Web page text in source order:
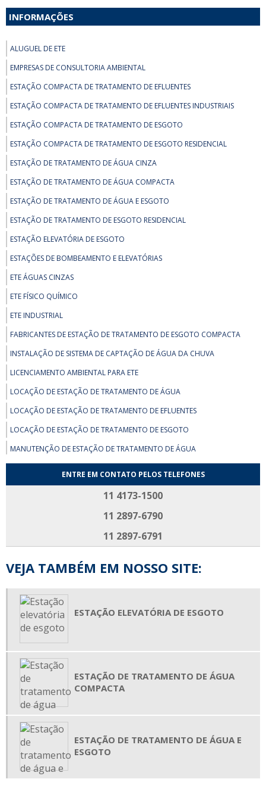
INFORMAÇÕES
ALUGUEL DE ETE
EMPRESAS DE CONSULTORIA AMBIENTAL
ESTAÇÃO COMPACTA DE TRATAMENTO DE EFLUENTES
ESTAÇÃO COMPACTA DE TRATAMENTO DE EFLUENTES INDUSTRIAIS
ESTAÇÃO COMPACTA DE TRATAMENTO DE ESGOTO
ESTAÇÃO COMPACTA DE TRATAMENTO DE ESGOTO RESIDENCIAL
ESTAÇÃO DE TRATAMENTO DE ÁGUA CINZA
ESTAÇÃO DE TRATAMENTO DE ÁGUA COMPACTA
ESTAÇÃO DE TRATAMENTO DE ÁGUA E ESGOTO
ESTAÇÃO DE TRATAMENTO DE ESGOTO RESIDENCIAL
ESTAÇÃO ELEVATÓRIA DE ESGOTO
ESTAÇÕES DE BOMBEAMENTO E ELEVATÓRIAS
ETE ÁGUAS CINZAS
ETE FÍSICO QUÍMICO
ETE INDUSTRIAL
FABRICANTES DE ESTAÇÃO DE TRATAMENTO DE ESGOTO COMPACTA
INSTALAÇÃO DE SISTEMA DE CAPTAÇÃO DE ÁGUA DA CHUVA
LICENCIAMENTO AMBIENTAL PARA ETE
LOCAÇÃO DE ESTAÇÃO DE TRATAMENTO DE ÁGUA
LOCAÇÃO DE ESTAÇÃO DE TRATAMENTO DE EFLUENTES
LOCAÇÃO DE ESTAÇÃO DE TRATAMENTO DE ESGOTO
MANUTENÇÃO DE ESTAÇÃO DE TRATAMENTO DE ÁGUA
OPERAÇÃO DE ETE
SISTEMA DE ÁGUA DE REUSO
SISTEMA DE TRATAMENTO ÁGUA DE REUSO
SISTEMA DE CAPTAÇÃO DE ÁGUA DA CHUVA RESIDENCIAL
SISTEMA DE FILTRAGEM DE ÁGUA DE CHUVA
TECNOLOGIA MBBR
TRATAMENTO DE EFLUENTES MBBR
FABRICANTES DE ESTAÇÃO DE TRATAMENTO DE EFLUENTES INDUSTRIAIS
ENTRE EM CONTATO PELOS TELEFONES
11 4173-1500
11 2897-6790
11 2897-6791
VEJA TAMBÉM EM NOSSO SITE:
ESTAÇÃO ELEVATÓRIA DE ESGOTO
ESTAÇÃO DE TRATAMENTO DE ÁGUA
COMPACTA
ESTAÇÃO DE TRATAMENTO DE ÁGUA E
ESGOTO